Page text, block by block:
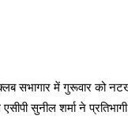
सभागार में गुरूवार को
सुनील शर्मा ने